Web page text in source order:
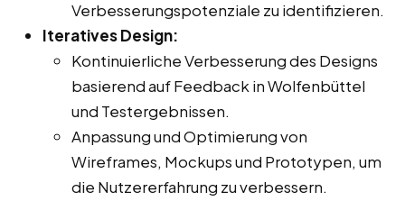
Verbesserungspotenziale zu identifizieren.
Iteratives Design:
Kontinuierliche Verbesserung des Designs
basierend auf Feedback in Wolfenbüttel
und Testergebnissen.
Anpassung und Optimierung von
Wireframes, Mockups und Prototypen, um
die Nutzererfahrung zu verbessern.